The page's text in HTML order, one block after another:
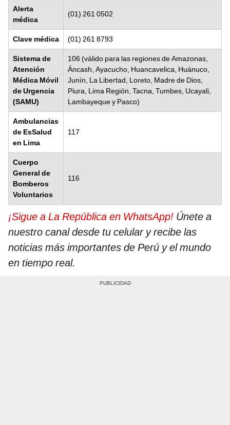
Alerta
médica
(01) 261 0502
Clave médica (01) 261 8793
Sistema de
Atención
Médica Móvil
de Urgencia
(SAMU)
106 (válido para las regiones de Amazonas,
Áncash, Ayacucho, Huancavelica, Huánuco,
Junín, La Libertad, Loreto, Madre de Dios,
Piura, Lima Región, Tacna, Tumbes, Ucayali,
Lambayeque y Pasco)
Ambulancias
de EsSalud
en Lima
117
Cuerpo
General de
Bomberos
Voluntarios
116
¡Sigue a La República en WhatsApp! Únete a
nuestro canal desde tu celular y recibe las
noticias más importantes de Perú y el mundo
en tiempo real.